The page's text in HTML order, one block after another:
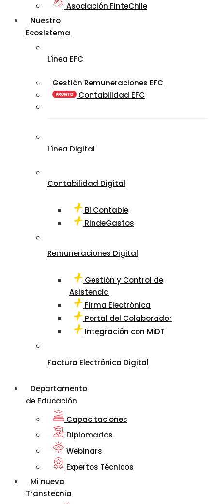
Asociación FinteChile
Nuestro
Ecosistema
Línea EFC
Gestión Remuneraciones EFC
Contabilidad EFC
Línea Digital
Contabilidad Digital
BI Contable
RindeGastos
Remuneraciones Digital
Gestión y Control de
Asistencia
Firma Electrónica
Portal del Colaborador
Integración con MiDT
Factura Electrónica Digital
Departamento
de Educación
Capacitaciones
Diplomados
Webinars
Expertos Técnicos
Mi nueva
Transtecnia